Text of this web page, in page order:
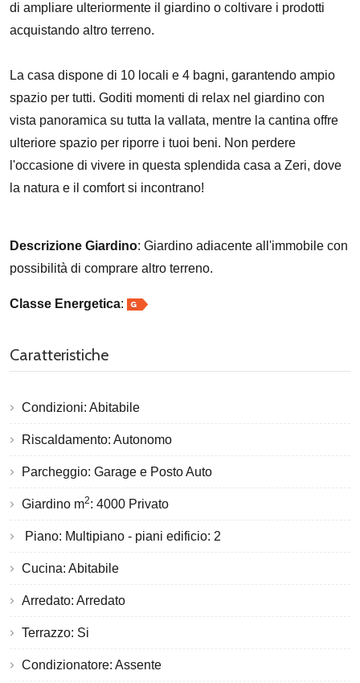
di ampliare ulteriormente il giardino o coltivare i prodotti
acquistando altro terreno.
La casa dispone di 10 locali e 4 bagni, garantendo ampio
spazio per tutti. Goditi momenti di relax nel giardino con
vista panoramica su tutta la vallata, mentre la cantina offre
ulteriore spazio per riporre i tuoi beni. Non perdere
l'occasione di vivere in questa splendida casa a Zeri, dove
la natura e il comfort si incontrano!
Descrizione Giardino: Giardino adiacente all'immobile con
possibilità di comprare altro terreno.
Classe Energetica:
Caratteristiche
Condizioni: Abitabile
Riscaldamento: Autonomo
Parcheggio: Garage e Posto Auto
Giardino m2: 4000 Privato
Piano: Multipiano - piani edificio: 2
Cucina: Abitabile
Arredato: Arredato
Terrazzo: Si
Condizionatore: Assente